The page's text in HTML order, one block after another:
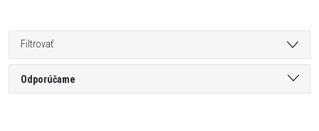
Filtrovať
ROdporúčame